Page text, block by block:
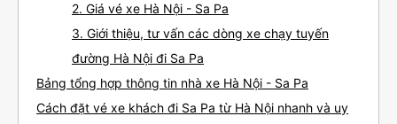
2. Giá vé xe Hà Nội - Sa Pa
3. Giới thiệu, tư vấn các dòng xe chạy tuyến
đường Hà Nội đi Sa Pa
Bảng tổng hợp thông tin nhà xe Hà Nội - Sa Pa
Cách đặt vé xe khách đi Sa Pa từ Hà Nội nhanh và uy